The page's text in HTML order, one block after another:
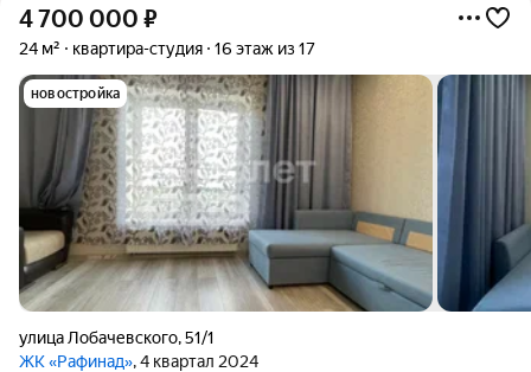
4 700 000 ₽
24 м² квартира-студия 16 этаж из 17
новостройка
улица Лобачевского,51/1
ЖК «Рафинад», 4 квартал 2024